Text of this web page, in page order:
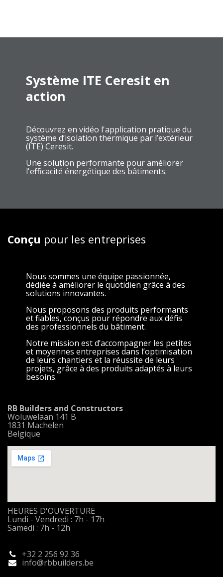
Système ITE Ceresit en
action
Découvrez en vidéo l'application pratique du
système d’isolation thermique par l’extérieur
(ITE) Ceresit.
Une solution performante pour améliorer
l'efficacité énergétique des bâtiments.
Conçu pour les entreprises
Nous sommes une équipe passionnée,
dédiée à améliorer le quotidien grâce à des
solutions innovantes.
Nous proposons des produits performants
et fiables, conçus pour répondre aux défis
des professionnels du bâtiment.
Notre mission est d’accompagner les petites
et moyennes entreprises dans l’optimisation
de leurs chantiers et la réussite de leurs
projets, grâce à des produits adaptés à leurs
besoins.
RB Builders and Constructors
Woluwelaan 141 B
1831 Machelen
Belgique
HEURES D'OUVERTURE
Lundi - Vendredi : 7h - 17h
Samedi : 7h - 12h
+32 2 256 92 36
info@rbbuilders.be